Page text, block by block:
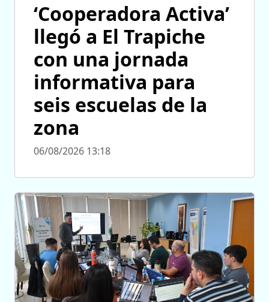
‘Cooperadora Activa’
llegó a El Trapiche
con una jornada
informativa para
seis escuelas de la
zona
06/08/2026 13:18